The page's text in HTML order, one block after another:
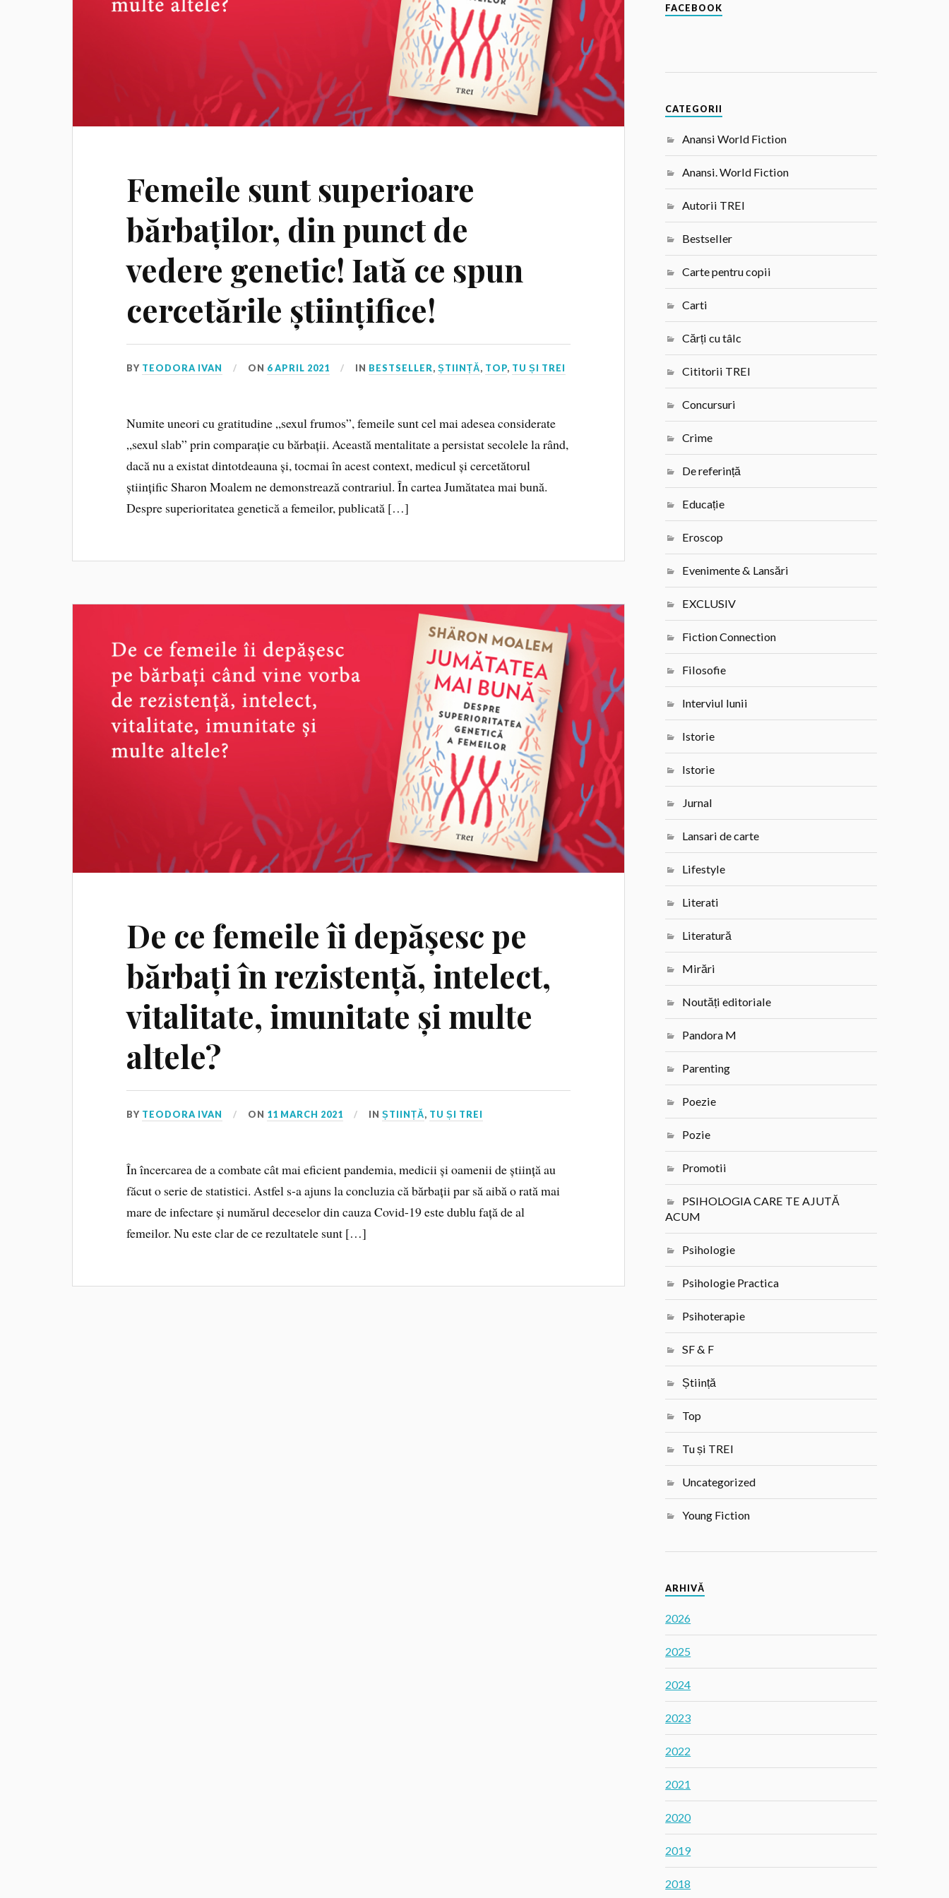
Femeile sunt superioare
bărbaților, din punct de
vedere genetic! Iată ce spun
cercetările științifice!
BY TEODORA IVAN ON 6 APRIL 2021 IN BESTSELLER,ȘTIINȚĂ, TOP, TU ȘI TREI
Numite uneori cu gratitudine „sexul frumos”, femeile sunt cel mai adesea considerate
„sexul slab” prin comparație cu bărbații. Această mentalitate a persistat secolele la rând,
dacă nu a existat dintotdeauna și, tocmai în acest context, medicul și cercetătorul
științific Sharon Moalem ne demonstrează contrariul. În cartea Jumătatea mai bună.
Despre superioritatea genetică a femeilor, publicată […]
De ce femeile îi depășesc pe
bărbați în rezistență, intelect,
vitalitate, imunitate și multe
altele?
BY TEODORA IVAN ON 11 MARCH 2021 INȘTIINȚĂ, TU ȘI TREI
În încercarea de a combate cât mai eficient pandemia, medicii și oamenii de știință au
făcut o serie de statistici. Astfel s-a ajuns la concluzia că bărbații par să aibă o rată mai
mare de infectare și numărul deceselor din cauza Covid-19 este dublu față de al
femeilor. Nu este clar de ce rezultatele sunt […]
FACEBOOK
CATEGORII
Anansi World Fiction
Anansi. World Fiction
Autorii TREI
Bestseller
Carte pentru copii
Carti
Cărți cu tâlc
Cititorii TREI
Concursuri
Crime
De referință
Educație
Eroscop
Evenimente & Lansări
EXCLUSIV
Fiction Connection
Filosofie
Interviul lunii
Istorie
Istorie
Jurnal
Lansari de carte
Lifestyle
Literati
Literatură
Mirări
Noutăți editoriale
Pandora M
Parenting
Poezie
Pozie
Promotii
PSIHOLOGIA CARE TE AJUTĂ
ACUM
Psihologie
Psihologie Practica
Psihoterapie
SF & F
Știință
Top
Tu și TREI
Uncategorized
Young Fiction
ARHIVĂ
2026
2025
2024
2023
2022
2021
2020
2019
2018